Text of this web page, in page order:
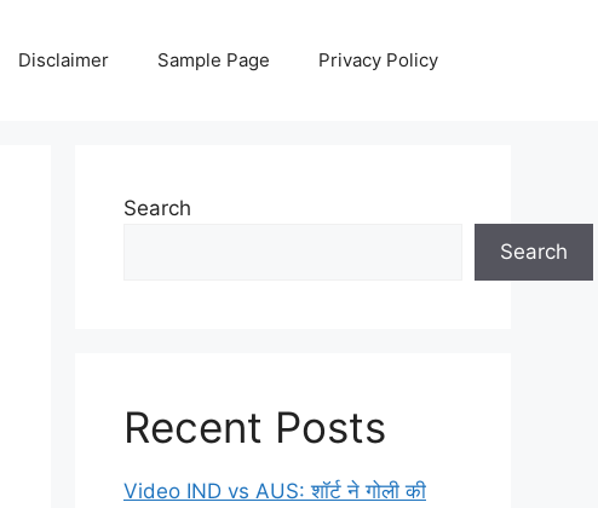
Disclaimer Sample Page Privacy Policy
Search
Search
Recent Posts
Video IND vs AUS: शॉर्ट ने गोली की